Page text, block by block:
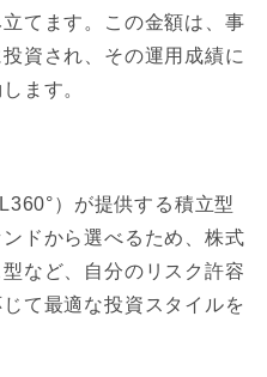
てます。この金額は、事
資され、その運用成績に
ます。
）が提供する積立型
ドから選べるため、株式
など、自分のリスク許容
て最適な投資スタイルを